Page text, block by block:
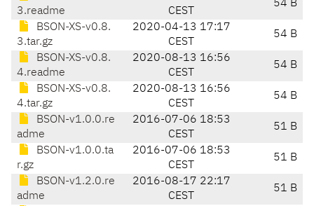
3.readme
CEST
54 B
BSON-XS-v0.8.
3.tar.gz
2020-04-13 17:17
CEST
54 B
BSON-XS-v0.8.
4.readme
2020-08-13 16:56
CEST
54 B
BSON-XS-v0.8.
4.tar.gz
2020-08-13 16:56
CEST
54 B
BSON-v1.0.0.re
adme
2016-07-06 18:53
CEST
51 B
BSON-v1.0.0.ta
r.gz
2016-07-06 18:53
CEST
51 B
BSON-v1.2.0.re
adme
2016-08-17 22:17
CEST
51 B